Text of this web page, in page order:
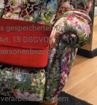
gespeicherten Daten
15 DSGVO),
Daten
sofern